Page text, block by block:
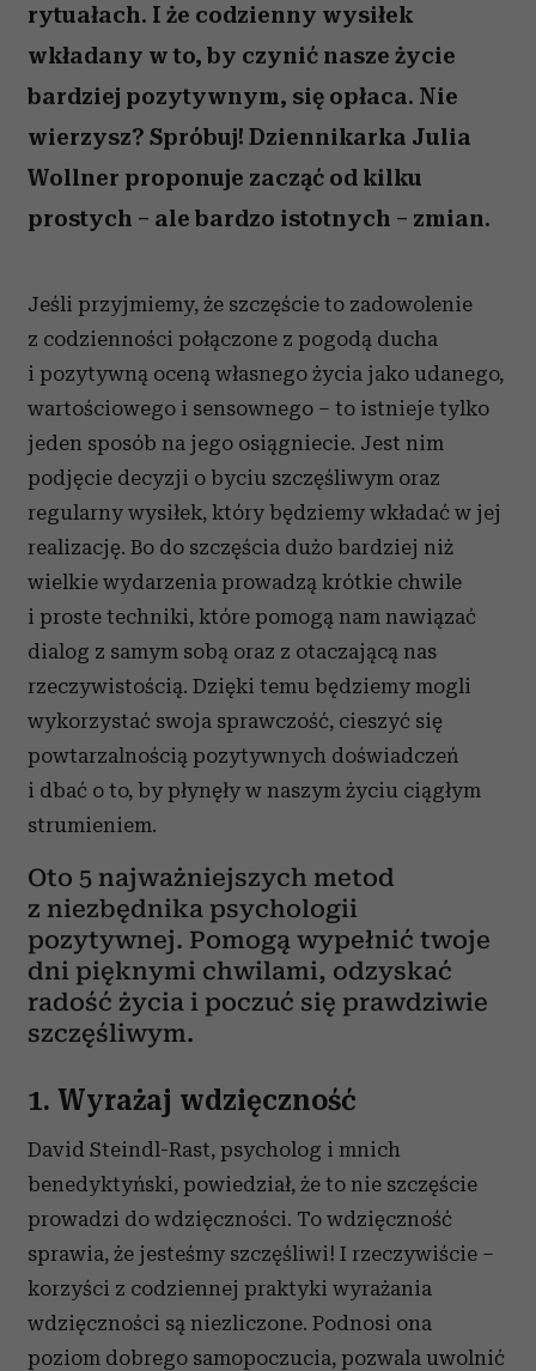
rytuałach. I że codzienny wysiłek
wkładany w to, by czynić nasze życie
bardziej pozytywnym, się opłaca. Nie
wierzysz? Spróbuj! Dziennikarka Julia
Wollner proponuje zacząć od kilku
prostych – ale bardzo istotnych – zmian.
Jeśli przyjmiemy, że szczęście to zadowolenie
z codzienności połączone z pogodą ducha
i pozytywną oceną własnego życia jako udanego,
wartościowego i sensownego – to istnieje tylko
jeden sposób na jego osiągniecie. Jest nim
podjęcie decyzji o byciu szczęśliwym oraz
regularny wysiłek, który będziemy wkładać w jej
realizację. Bo do szczęścia dużo bardziej niż
wielkie wydarzenia prowadzą krótkie chwile
i proste techniki, które pomogą nam nawiązać
dialog z samym sobą oraz z otaczającą nas
rzeczywistością. Dzięki temu będziemy mogli
wykorzystać swoja sprawczość, cieszyć się
powtarzalnością pozytywnych doświadczeń
i dbać o to, by płynęły w naszym życiu ciągłym
strumieniem.
Oto 5 najważniejszych metod
z niezbędnika psychologii
pozytywnej. Pomogą wypełnić twoje
dni pięknymi chwilami, odzyskać
radość życia i poczuć się prawdziwie
szczęśliwym.
1. Wyrażaj wdzięczność
David Steindl-Rast, psycholog i mnich
benedyktyński, powiedział, że to nie szczęście
prowadzi do wdzięczności. To wdzięczność
sprawia, że jesteśmy szczęśliwi! I rzeczywiście –
korzyści z codziennej praktyki wyrażania
wdzięczności są niezliczone. Podnosi ona
poziom dobrego samopoczucia, pozwala uwolnić